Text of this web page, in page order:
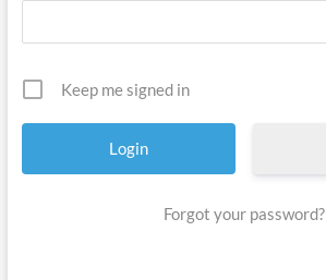
Keep me signed in
Forgot your password?